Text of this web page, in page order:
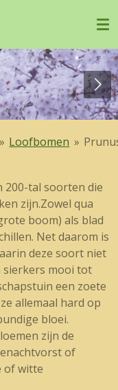
» Loofbomen »
200-tal soorten die
zijn.Zowel qua
boom) als blad
Net daarom is
deze soort niet
sierkers mooi tot
een zoete
allemaal hard op
bloei.
zijn de
of
of witte